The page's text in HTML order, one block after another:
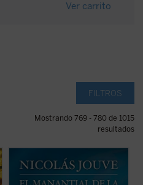
Ver carrito
FILTROS
Mostrando 769 - 780 de 1015
resultados
¿Qué concepto tenemos del ser humano
como ente biológico? ¿Cómo pudo la
evolución generar un ser consciente y
ético a partir de unas bestias instintivas y